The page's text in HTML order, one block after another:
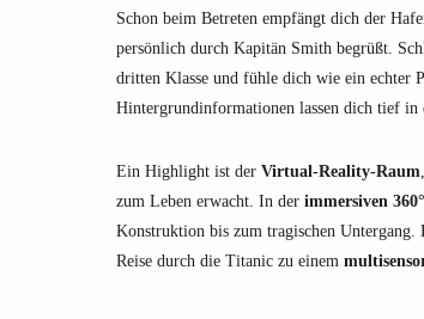
Schon beim Betreten empfängt dich der
persönlich durch Kapitän Smith begrüßt.
dritten Klasse und fühle dich wie ein echter
Hintergrundinformationen lassen dich tief in
Ein Highlight ist der Virtual-Reality-Raum
zum Leben erwacht. In der immersiven
Konstruktion bis zum tragischen
Reise durch die Titanic zu einem